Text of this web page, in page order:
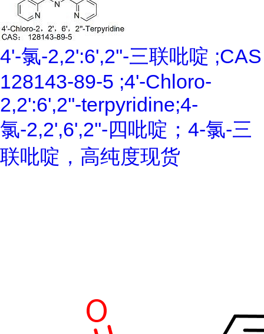
4'-氯-2,2':6',2''-三联吡啶 ;CAS
128143-89-5 ;4'-Chloro-
2,2':6',2''-terpyridine;4-
氯-2,2',6',2''-四吡啶；4-氯-三
联吡啶，高纯度现货